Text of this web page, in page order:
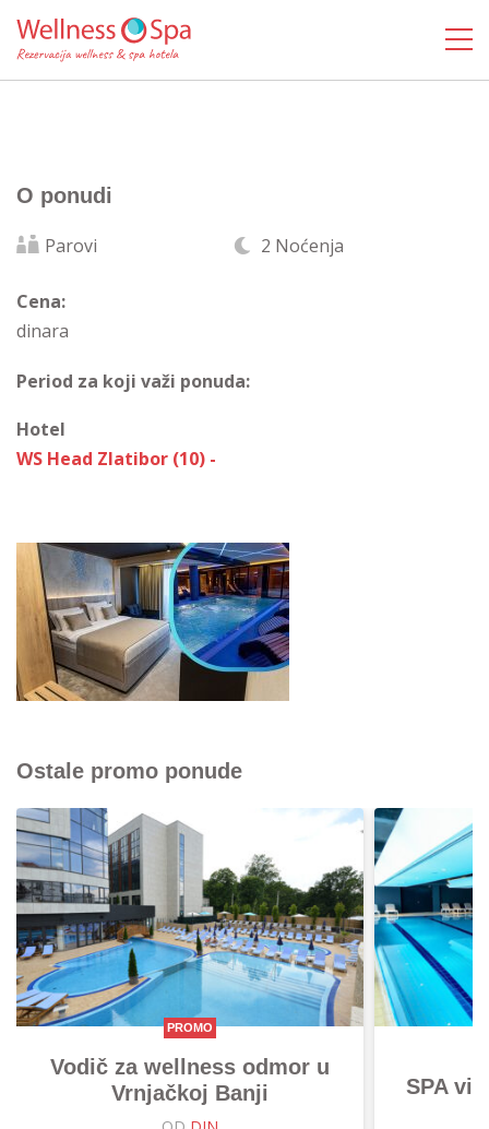
O ponudi
Parovi 2 Noćenja
Cena:
dinara
Period za koji važi ponuda:
Hotel
WS Head Zlatibor (10) -
Ostale promo ponude
PROMO
Vodič za wellness odmor u
Vrnjačkoj Banji
SPA